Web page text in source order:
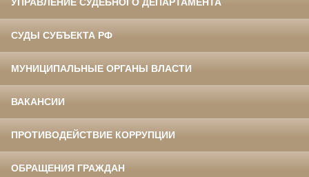
СУДЫ СУБЪЕКТА РФ
МУНИЦИПАЛЬНЫЕ ОРГАНЫ ВЛАСТИ
ВАКАНСИИ
ПРОТИВОДЕЙСТВИЕ КОРРУПЦИИ
ОБРАЩЕНИЯ ГРАЖДАН